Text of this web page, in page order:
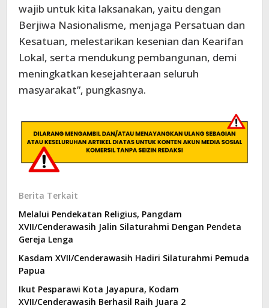
wajib untuk kita laksanakan, yaitu dengan
Berjiwa Nasionalisme, menjaga Persatuan dan
Kesatuan, melestarikan kesenian dan Kearifan
Lokal, serta mendukung pembangunan, demi
meningkatkan kesejahteraan seluruh
masyarakat”, pungkasnya.
Berita Terkait
Melalui Pendekatan Religius, Pangdam
XVII/Cenderawasih Jalin Silaturahmi Dengan Pendeta
Gereja Lenga
Kasdam XVII/Cenderawasih Hadiri Silaturahmi Pemuda
Papua
Ikut Pesparawi Kota Jayapura, Kodam
XVII/Cenderawasih Berhasil Raih Juara 2